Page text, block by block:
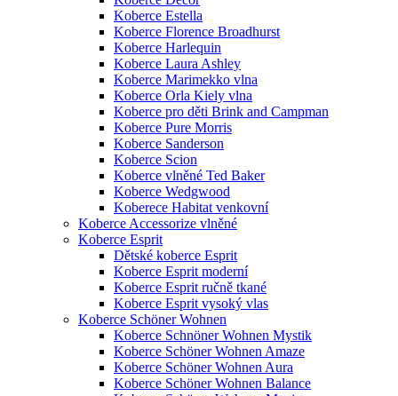
Koberce Estella
Koberce Florence Broadhurst
Koberce Harlequin
Koberce Laura Ashley
Koberce Marimekko vlna
Koberce Orla Kiely vlna
Koberce pro děti Brink and Campman
Koberce Pure Morris
Koberce Sanderson
Koberce Scion
Koberce vlněné Ted Baker
Koberce Wedgwood
Koberece Habitat venkovní
Koberce Accessorize vlněné
Koberce Esprit
Dětské koberce Esprit
Koberce Esprit moderní
Koberce Esprit ručně tkané
Koberce Esprit vysoký vlas
Koberce Schöner Wohnen
Koberce Schnöner Wohnen Mystik
Koberce Schöner Wohnen Amaze
Koberce Schöner Wohnen Aura
Koberce Schöner Wohnen Balance